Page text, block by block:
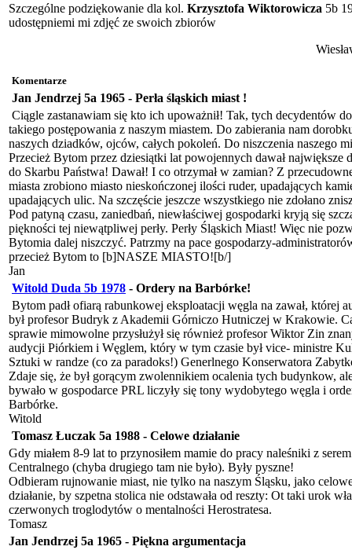
Szczególne podziękowanie dla kol. Krzysztofa Wiktorowicza 5b
udostępniemi mi zdjęć ze swoich zbiorów
Komentarze
Jan Jendrzej 5a 1965 - Perła śląskich miast !
Ciągle zastanawiam się kto ich upoważnił! Tak, tych decydentów do
takiego postępowania z naszym miastem. Do zabierania nam
naszych dziadków, ojców, całych pokoleń. Do niszczenia naszego
Przecież Bytom przez dziesiątki lat powojennych dawał największe
do Skarbu Państwa! Dawał! I co otrzymał w zamian? Z
miasta zrobiono miasto nieskończonej ilości ruder, upadających
upadających ulic. Na szczęście jeszcze wszystkiego nie zdołano
Pod patyną czasu, zaniedbań, niewłaściwej gospodarki kryją się
piękności tej niewątpliwej perły. Perły Śląskich Miast! Więc nie
Bytomia dalej niszczyć. Patrzmy na pace gospodarzy-
przecież Bytom to [b]NASZE MIASTO![b/]
Jan
Witold Duda 5b 1978 - Ordery na Barbórke!
Bytom padł ofiarą rabunkowej eksploatacji węgla na zawał, której
był profesor Budryk z Akademii Górniczo Hutniczej w Krakowie.
sprawie mimowolne przysłużył się również profesor Wiktor Zin
audycji Piórkiem i Węglem, który w tym czasie był vice- ministre
Sztuki w randze (co za paradoks!) Generlnego Konserwatora
Zdaje się, że był gorącym zwolennikiem ocalenia tych budynkow,
bywało w gospodarce PRL liczyły się tony wydobytego węgla i
Barbórke.
Witold
Tomasz Łuczak 5a 1988 - Celowe działanie
Gdy miałem 8-9 lat to przynosiłem mamie do pracy naleśniki z
Centralnego (chyba drugiego tam nie było). Były pyszne!
Odbieram rujnowanie miast, nie tylko na naszym Śląsku, jako
działanie, by szpetna stolica nie odstawała od reszty: Ot taki urok
czerwonych troglodytów o mentalności Herostratesa.
Tomasz
Jan Jendrzej 5a 1965 - Piękna argumentacja